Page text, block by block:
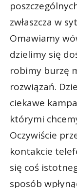
zwłaszcza w
Omawiamy
dzielimy się
robimy burzę
rozwiązań.
ciekawe
którymi
Oczywiście
kontakcie
się coś
sposób